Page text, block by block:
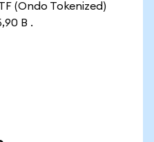
(Ondo Tokenized)
B .